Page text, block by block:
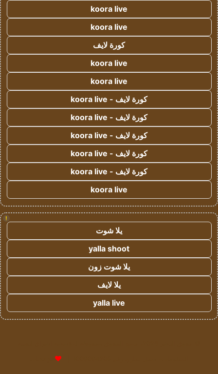
koora live
koora live
كورة لايف
koora live
koora live
كورة لايف - koora live
كورة لايف - koora live
كورة لايف - koora live
كورة لايف - koora live
كورة لايف - koora live
koora live
!
يلا شوت
yalla shoot
يلا شوت زون
يلا لايف
yalla live